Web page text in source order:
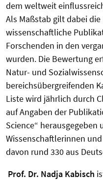
dem weltweit
Als Maßstab gilt dabei
wissenschaftliche
Forschenden in den
wurden. Die Bewertung
Natur- und
bereichsübergreifenden
Liste wird jährlich durch
auf Angaben der
Science“
Wissenschaftlerinnen
davon rund 330 aus
Prof. Dr. Nadja Kabisch